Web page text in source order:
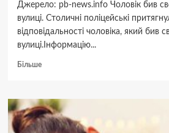
Джерело: pb-news.info Чоловік бив
вулиці. Столичні поліцейські
відповідальності чоловіка, який бив
вулиці.Інформацію...
БільшеДокладніше
бив
свою
собаку